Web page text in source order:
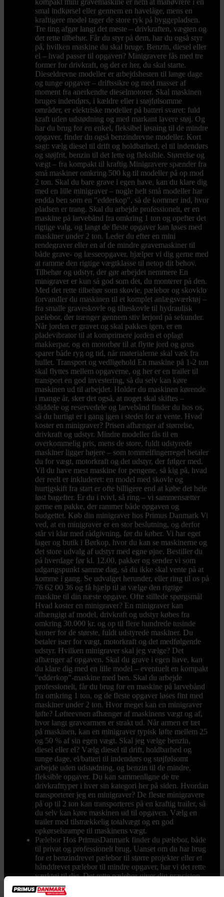
kompakt mini gravemaskine er nem at manøvrere i en
smal indkørsel eller gennem en havelåge, mens en
kraftigere model tager de store ryk på byggepladsen.
Tre ting afgør langt det meste – drivkraften, vægten og
det rette tilbehør. Får du styr på dem, har du også styr
på, hvilken maskine du skal bruge. Benzin, diesel eller
el – hvad passer til opgaven? Minigravere fås med tre
former for drivkraft, og det er her, du skal starte.
Dieseldrevne modeller er arbejdshesten til lange dage
og tunge opgaver – driftssikre og med masser af
moment fra anerkendte dieselmotorer. Skal maskinen
bruges indendørs, i kældre eller i støjfølsomme
områder, er elektriske modeller på batteri svaret: fuld
kraft uden udstødning og med markant lavere støj. Og
har du brug for en enkel, fleksibel løsning til de mindre
opgaver, finder du også benzindrevne modeller. Kort
sagt: vælg diesel til drift og holdbarhed, el til indendørs
og støjfrit, benzin til det lette og fleksible. Størrelse og
vægt – fra kompakt til kraftig Minigravere spænder fra
små maskiner omkring 500 kg til modeller på op mod
2 ton. Skal du bare grave i egen have, kan du klare dig
med en lille minigraver – nogle helt små modeller har
endda ben som en "edderkop", så de kommer ind, hvor
pladsen er trang. Skal du arbejde professionelt, er en
maskine på larvebånd fra omkring 1 ton og opefter det
rigtige valg, og langt de fleste opgaver kan løses med
maskiner under 2 ton. Leder du efter en mini
rendegraver eller en af de mindre gravemaskiner til
både grave- og læsseopgaver, hjælper vi dig gerne med
at ramme den rigtige vægtklasse til netop dit behov.
Tilbehør og udstyr, der gør arbejdet nemmere En
minigraver er kun så god som det, du monterer på den.
Med det rette tilbehør som skovle, pælebor og skovklo
forvandler du maskinen til et komplet anlægsværktøj –
fra smalle graveskovle og tilteskovle til hydraulisk
pælebor, der trænger gennem stiv lerjord på sekunder.
Når jorden er gravet og skal pakkes igen, er en
pladevibrator til at komprimere jorden et oplagt
makkerpar, og en motorbør til at flytte jord og grus
sparer både ryg og tid, når materialerne skal væk fra
hullet. Transport og vedligehold En maskine på 1-2 ton
skal flyttes mellem opgaverne, og her er en trailer til
transport en god investering, så du selv kan køre
maskinen ud til arbejdet. Holder du maskinen kørende
i mange år, sker det også, at noget skal skiftes –
sliddele og reservedele og larvebånd finder du hos os,
så du hurtigt er i gang igen i stedet for at vente. Hvad
koster en minigraver? Prisen afhænger af størrelse,
drivkraft og udstyr. Mindre modeller fås til en
overkommelig pris, mens de store, fuldt udstyrede
maskiner ligger højere – som tommelfingerregel betaler
du for vægt, motorkraft og det udstyr, der følger med.
Vil du have mest maskine for pengene, så kig på, hvad
der reelt er inkluderet: en model med skovle og
hurtigskift fra start er ofte billigere end at købe det hele
løst bagefter. Er du i tvivl, så ring – vi sammensætter
gerne en pakke, der rammer både opgaven og
budgettet. Køb din minigraver hos Primus Danmark Vi
ved, at en minigraver er en stor beslutning, og derfor
står vi klar med rådgivning, før du køber. Vi har eget
lager og butik i Børkop, hvor du kan se maskinerne og
det store udvalg af udstyr med egne øjne. Bestiller du
på hverdage før kl. 12.00, pakker og sender vi som
udgangspunkt samme dag, så du ikke skal vente på at
komme i gang. Se udvalget herunder, eller ring til os på
76 62 00 36 og få hjælp til at vælge den rigtige
maskine til din næste opgave. Ofte stillede spørgsmål
Hvad koster en minigraver? En minigraver kan
afhængigt af model, drivkraft og udstyr købes fra
omkring 30.000 kr. og op til flere hundrede tusinde
kroner for de største, fuldt udstyrede maskiner. Du
betaler især for vægt, motorkraft og det medfølgende
udstyr. Hvilken minigraver skal jeg vælge? Det
afhænger af opgaven. Skal du grave i egen have, kan
du klare dig med en lille model – eventuelt en kompakt
"edderkop"-maskine med ben. Skal du arbejde
professionelt, får du brug for en maskine på larvebånd
fra omkring 1 ton, og de fleste opgaver løses fint med
maskiner under 2 ton. Hvor meget kan en minigraver
løfte? Løfteevnen afhænger af maskinens vægt og af,
hvor langt gravearmen er strakt ud. Når armen er tæt
på maskinen, kan en minigraver typisk løfte mellem 25
og 50 % af sin egen vægt. Skal jeg vælge benzin,
diesel eller el? Vælg diesel til drift, holdbarhed og
tunge dage, el/batteri til indendørs og støjfølsomt
arbejde uden udstødning, og benzin til de mindre,
fleksible opgaver. Du kan sammenligne de tre
drivkrafttyper i hver sin kategori her på siden. Hvordan
transporterer jeg en minigraver? De fleste minigravere
på op til 2 ton kan transporteres på en kraftig trailer, så
du selv kan køre maskinen ud til opgaven. Vælg en
trailer med tilstrækkelig totalvægt og en god
opkørselsrampe til maskinens vægt.
Pælebor Hos PrimusDanmark finder du pælebor, både
til privat og professionelt brug. Uanset om du har brug
for et benzindrevet pælebor til større projekter eller et
hånddrevet pælebor til mindre opgaver, har vi det rette
værktøj til dig. Det rette pælebor giver dig præcision
og effektivitet, når du skal grave huller til eksempelvis
hegnspæle, stolper eller plantning af træer. Læs mere